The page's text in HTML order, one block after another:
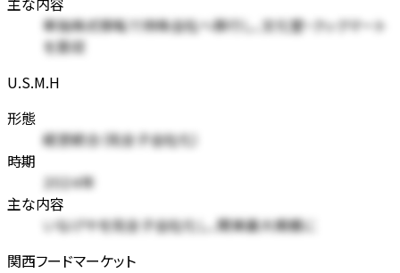
単独株式移転で持株会社へ移行し、文化堂・クックマート
を買収
U.S.M.H
形態
経営統合（完全子会社化）
時期
2024年
主な内容
いなげやを完全子会社化し、関東最大規模に
関西フードマーケット